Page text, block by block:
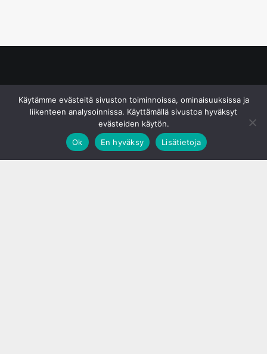
Käytämme evästeitä sivuston toiminnoissa, ominaisuuksissa ja
liikenteen analysoinnissa. Käyttämällä sivustoa hyväksyt
evästeiden käytön.
Ok
En hyväksy Lisätietoja